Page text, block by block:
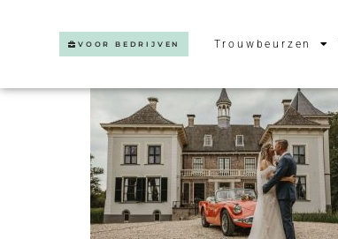
VOOR BEDRIJVEN Trouwbeurzen